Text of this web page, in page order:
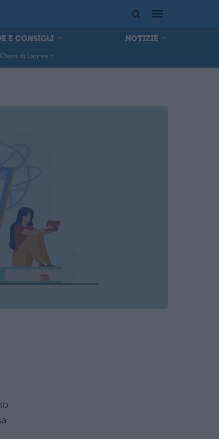
E CONSIGLI NOTIZIE
Classi di Laurea